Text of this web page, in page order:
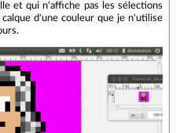
et qui n'affiche pas les sélections
d'une couleur que je n'utilise